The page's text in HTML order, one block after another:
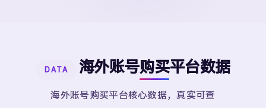
DATA 海外账号购买平台数据
海外账号购买平台核心数据，真实可查